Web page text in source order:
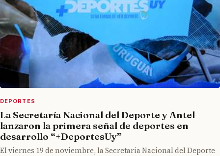
DEPORTES
La Secretaría Nacional del Deporte y Antel
lanzaron la primera señal de deportes en
desarrollo “+DeportesUy”
El viernes 19 de noviembre, la Secretaria Nacional del Deporte